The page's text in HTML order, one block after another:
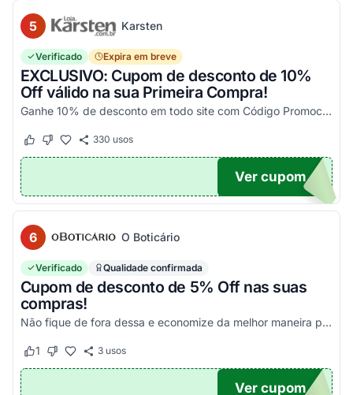
5 Karsten
Verificado Expira em breve
EXCLUSIVO: Cupom de desconto de 10%
Off válido na sua Primeira Compra!
Ganhe 10% de desconto em todo site com Código Promocional Karsten. Válido apenas 1 utilização por CPF. Só aqui no Agora Cupom você economiza tanto!
Este cupom funcionou
Este cupom não funcionou
330 usos
OM10
Ver cupom
6 O Boticário
Verificado Qualidade confirmada
Cupom de desconto de 5% Off nas suas
compras!
Não fique de fora dessa e economize da melhor maneira possível! Válido somente nessa seleção!
Este cupom funcionou
1 Este cupom não funcionou
3usos
EIRA
Ver cupom